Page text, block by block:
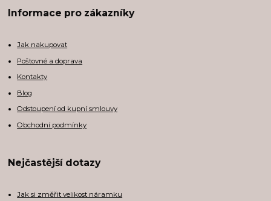
Informace pro zákazníky
Jak nakupovat
Poštovné a doprava
Kontakty
Blog
Odstoupení od kupní smlouvy
Obchodní podmínky
Nejčastější dotazy
Jak si změřit velikost náramku